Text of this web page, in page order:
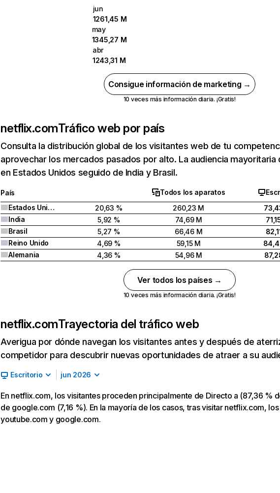
jun
1261,45 M
may
1345,27 M
abr
1243,31 M
Consigue información de marketing →
10 veces más información diaria. ¡Gratis!
netflix.comTráfico web por país
Consulta la distribución global de los visitantes web de tu
aprovechar los mercados pasados por alto. La audiencia
en Estados Unidos seguido de India y Brasil.
País Todos los aparatos
Estados Unidos
20,63 % 260,23 M
India
5,92 % 74,69 M
Brasil
5,27 % 66,46 M
Reino Unido
4,69 % 59,15 M
Alemania
4,36 % 54,96 M
Ver todos los países →
10 veces más información diaria. ¡Gratis!
netflix.comTrayectoria del tráfico web
Averigua por dónde navegan los visitantes antes y después de
competidor para descubrir nuevas oportunidades de atraer a su
Escritorio jun 2026
En netflix.com, los visitantes proceden principalmente de Directo a (87,36 %
de google.com (7,16 %). En la mayoría de los casos, tras visitar netflix.com,
youtube.com y google.com.